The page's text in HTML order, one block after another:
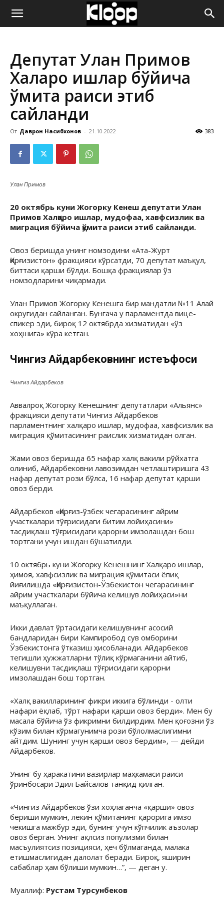
ҚИРҒИЗИСТОН
ЯНГИЛИКЛАРИ
Депутат Улан Примов
Халқаро ишлар бўйича
қўмита раиси этиб
сайланди
От Даврон Насибхонов - 21.10.2022 383
Улан Примов
20 октябрь куни Жогорку Кенеш депутати Улан
Примов Халқаро ишлар, мудофаа, хавфсизлик ва
миграция бўйича қўмита раиси этиб сайланди.
Овоз беришда унинг номзодини «Ата-Журт
Қирғизистон» фракцияси кўрсатди, 70 депутат маъқул,
биттаси қарши бўлди. Бошқа фракциялар ўз
номзодларини чиқармади.
Улан Примов Жогорку Кенешга бир мандатли №11 Алай
округидан сайланган. Бунгача у парламентда вице-
спикер эди, бироқ 12 октябрда хизматидан «ўз
хоҳшига» кўра кетган.
Чингиз Айдарбековнинг истеъфоси
Чингиз Айдарбеков
Аввалроқ Жогорку Кенешнинг депутатлари «Альянс»
фракцияси депутати Чингиз Айдарбеков
парламентнинг халқаро ишлар, мудофаа, хавфсизлик ва
миграция қўмитасининг раислик хизматидан олган.
Жами овоз беришда 65 нафар халқ вакили рўйхатга
олиниб, Айдарбековни лавозимдан четлаштиришга 43
нафар депутат рози бўлса, 16 нафар депутат қарши
овоз берди.
Айдарбеков «Қирғиз-ўзбек чегарасининг айрим
участкалари тўғрисидаги битим лойиҳасини»
тасдиқлаш тўғрисидаги қарорни имзолашдан бош
тортгани учун ишдан бўшатилди.
10 октябрь куни Жогорку Кенешнинг Халқаро ишлар,
ҳимоя, хавфсизлик ва миграция қўмитаси ёпиқ
йиғилишда «Қирғизистон-Ўзбекистон чегарасининг
айрим участкалари бўйича келишув лойиҳаси»ни
маъқуллаган.
Икки давлат ўртасидаги келишувнинг асосий
бандларидан бири Кампиробод сув омборини
Ўзбекистонга ўтказиш ҳисобланади. Айдарбеков
тегишли ҳужжатларни тўлиқ кўрмаганини айтиб,
келишувни тасдиқлаш тўғрисидаги қарорни
имзолашдан бош тортган.
«Халқ вакилларининг фикри иккига бўлинди - олти
нафари ёқлаб, тўрт нафари қарши овоз берди». Мен бу
масала бўйича ўз фикримни билдирдим. Мен қоғозни ўз
кўзим билан кўрмагунимча рози бўлолмаслигимни
айтдим. Шунинг учун қарши овоз бердим», — дейди
Айдарбеков.
Унинг бу ҳаракатини вазирлар маҳкамаси раиси
ўринбосари Эдил Байсалов танқид қилган.
«Чингиз Айдарбеков ўзи хоҳлаганча «қарши» овоз
бериши мумкин, лекин қўмитанинг қарорига имзо
чекишга мажбур эди, бунинг учун кўпчилик аъзолар
овоз берган. Унинг ақлсиз популизми билан
масъулиятсиз позицияси, ҳеч бўлмаганда, малака
етишмаслигидан далолат беради. Бироқ, яширин
сабаблар ҳам бўлиши мумкин…”, — деган у.
Муаллиф: Рустам Турсунбеков